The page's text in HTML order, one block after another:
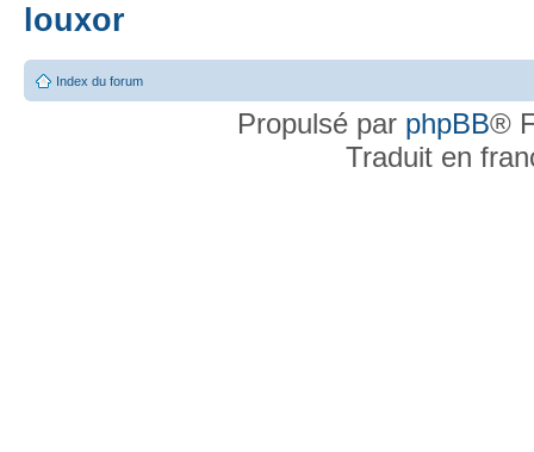
louxor
Index du forum
Propulsé par phpBB®
Traduit en